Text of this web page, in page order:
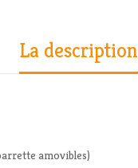
La description
amovibles)